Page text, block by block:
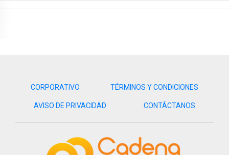
CORPORATIVO TÉRMINOS Y CONDICIONES
AVISO DE PRIVACIDAD CONTÁCTANOS